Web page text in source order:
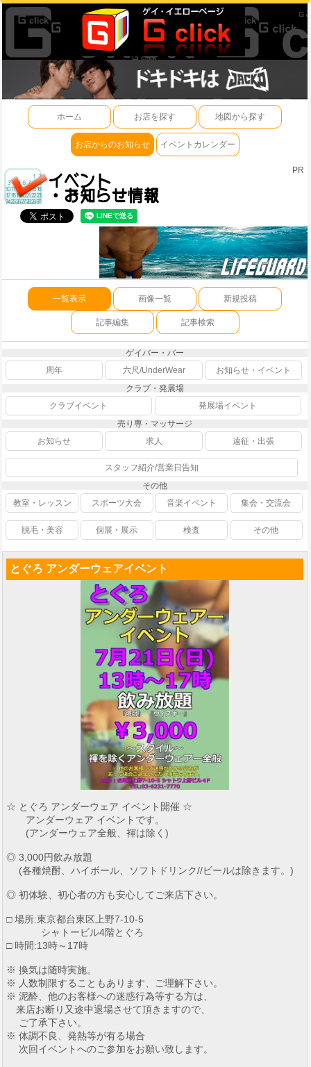
ホーム お店を探す 地図から探す
お店からのお知らせ イベントカレンダー
PR
一覧表示 画像一覧 新規投稿
記事編集 記事検索
ゲイバー・バー
周年
六尺/UnderWear
お知らせ・イベント
クラブ・発展場
クラブイベント
発展場イベント
売り専・マッサージ
お知らせ
求人 遠征・出張
スタッフ紹介/営業日告知
その他
教室・レッスン
スポーツ大会 音楽イベント 集会・交流会
脱毛・美容 個展・展示 検査 その他
とぐろ アンダーウェアイベント
☆ とぐろ アンダーウェア イベント開催 ☆
アンダーウェア イベントです。
(アンダーウェア全般、褌は除く)
◎ 3,000円飲み放題
(各種焼酎、ハイボール、ソフトドリンク//ビールは除きます。)
◎ 初体験、初心者の方も安心してご来店下さい。
□ 場所:東京都台東区上野7-10-5
シャトービル4階とぐろ
□ 時間:13時～17時
※ 換気は随時実施。
※ 人数制限することもあります、ご理解下さい。
※ 泥酔、他のお客様への迷惑行為等する方は、
来店お断り又途中退場させて頂きますので、
ご了承下さい。
※ 体調不良、発熱等が有る場合
次回イベントへのご参加をお願い致します。